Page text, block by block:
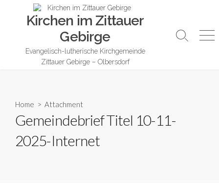
Kirchen im Zittauer
Gebirge
Evangelisch-lutherische Kirchgemeinde
Zittauer Gebirge – Olbersdorf
Search
Home > Attachment
Gemeindebrief Titel 10-11-
2025-Internet